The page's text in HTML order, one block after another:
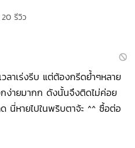
รีวิว
ลาเร่งรีบ แต่ต้องกรีดย้ำๆหลาย
ง่ายมากก ดังนั้นจึงติดไม่ค่อย
นี่หายไปในพริบตาจ้ะ ^^ ซื้อต่อ